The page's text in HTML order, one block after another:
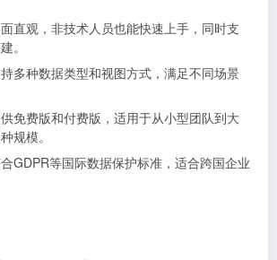
直观，非技术人员也能快速上手，同时支
。
多种数据类型和视图方式，满足不同场景
免费版和付费版，适用于从小型团队到大
规模。
GDPR等国际数据保护标准，适合跨国企业